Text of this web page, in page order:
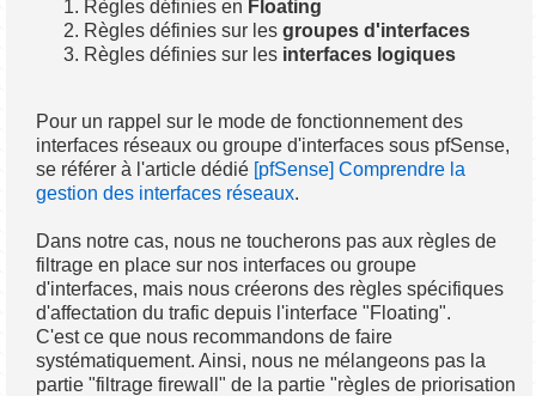
Règles définies en Floating
Règles définies sur lesgroupes d'interfaces
Règles définies sur les interfaces logiques
Pour un rappel sur le mode de fonctionnement des
interfaces réseaux ou groupe d'interfaces sous pfSense,
se référer à l'article dédié [pfSense] Comprendre la
gestion des interfaces réseaux.
Dans notre cas, nous ne toucherons pas aux règles de
filtrage en place sur nos interfaces ou groupe
d'interfaces, mais nous créerons des règles spécifiques
d'affectation du trafic depuis l'interface "Floating".
C'est ce que nous recommandons de faire
systématiquement. Ainsi, nous ne mélangeons pas la
partie "filtrage firewall" de la partie "règles de priorisation